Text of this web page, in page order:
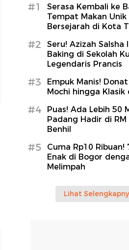
#1
Serasa Kembali ke
Tempat Makan Unik
Bersejarah di Kota
#2
Seru! Azizah Salsha
Baking di Sekolah
Legendaris Prancis
#3
Empuk Manis!
Mochi hingga Klasik
#4
Puas! Ada Lebih 50
Padang Hadir di
Benhil
#5
Cuma Rp10 Ribuan!
Enak di Bogor
Melimpah
Lihat